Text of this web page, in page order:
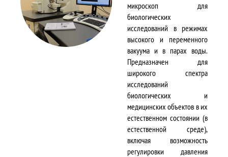
микроскоп для
биологических
исследований в режимах
высокого и переменного
вакуума и в парах воды.
Предназначен для
широкого спектра
исследований
биологических и
медицинских объектов в их
естественном состоянии (в
естественной среде),
включая возможность
регулировки давления